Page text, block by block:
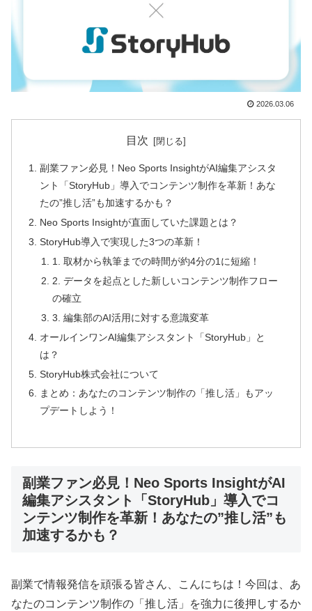
2026.03.06
目次
副業ファン必見！Neo Sports InsightがAI編集アシスタ
ント「StoryHub」導入でコンテンツ制作を革新！あな
たの”推し活”も加速するかも？
Neo Sports Insightが直面していた課題とは？
StoryHub導入で実現した3つの革新！
1. 取材から執筆までの時間が約4分の1に短縮！
2. データを起点とした新しいコンテンツ制作フロー
の確立
3. 編集部のAI活用に対する意識変革
オールインワンAI編集アシスタント「StoryHub」と
は？
StoryHub株式会社について
まとめ：あなたのコンテンツ制作の「推し活」もアッ
プデートしよう！
副業ファン必見！Neo Sports InsightがAI
編集アシスタント「StoryHub」導入でコ
ンテンツ制作を革新！あなたの”推し活”も
加速するかも？
副業で情報発信を頑張る皆さん、こんにちは！今回は、あ
なたのコンテンツ制作の「推し活」を強力に後押しするか